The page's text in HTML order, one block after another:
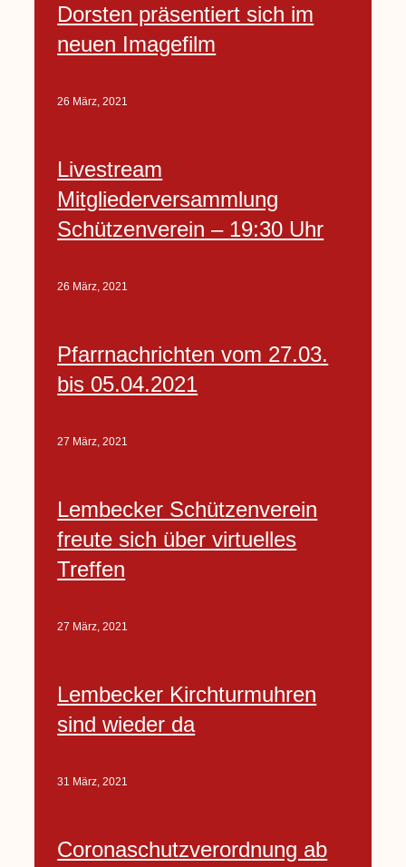
Dorsten präsentiert sich im
neuen Imagefilm
26 März, 2021
Livestream
Mitgliederversammlung
Schützenverein – 19:30 Uhr
26 März, 2021
Pfarrnachrichten vom 27.03.
bis 05.04.2021
27 März, 2021
Lembecker Schützenverein
freute sich über virtuelles
Treffen
27 März, 2021
Lembecker Kirchturmuhren
sind wieder da
31 März, 2021
Coronaschutzverordnung ab